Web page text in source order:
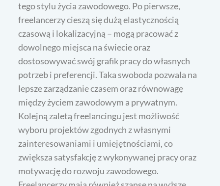
tego stylu życia zawodowego. Po pierwsze,
freelancerzy cieszą się dużą elastycznością
czasową i lokalizacyjną – mogą pracować z
dowolnego miejsca na świecie oraz
dostosowywać swój grafik pracy do własnych
potrzeb i preferencji. Taka swoboda pozwala na
lepsze zarządzanie czasem oraz równowagę
między życiem zawodowym a prywatnym.
Kolejną zaletą freelancingu jest możliwość
wyboru projektów zgodnych z własnymi
zainteresowaniami i umiejętnościami, co
zwiększa satysfakcję z wykonywanej pracy oraz
motywację do rozwoju zawodowego.